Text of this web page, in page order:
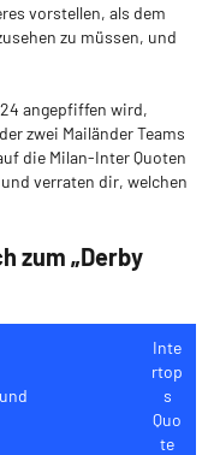
vorstellen, als dem
zu müssen, und
angepfiffen wird,
zwei Mailänder Teams
die Milan-Inter Quoten
verraten dir, welchen
zum „Derby
Inte
rtop
s
Quo
te